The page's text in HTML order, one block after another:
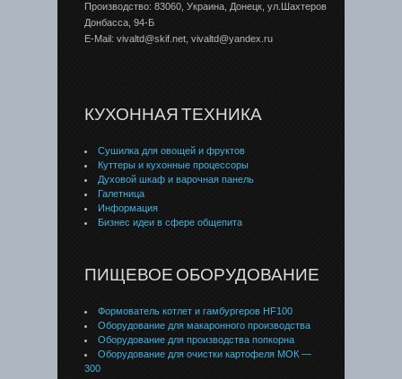
Производство: 83060, Украина, Донецк, ул.Шахтеров
Донбаcса, 94-Б
E-Mail: vivaltd@skif.net, vivaltd@yandex.ru
КУХОННАЯ ТЕХНИКА
Сушилка для овощей и фруктов
Куттеры и кухонные процессоры
Духовой шкаф и варочная панель
Галетница
Информация
Бизнес идеи в сфере общепита
ПИЩЕВОЕ ОБОРУДОВАНИЕ
Формователь котлет и гамбургеров HF100
Оборудование для макаронного производства
Оборудование для производства попкорна
Оборудование для очистки картофеля МОК —
300